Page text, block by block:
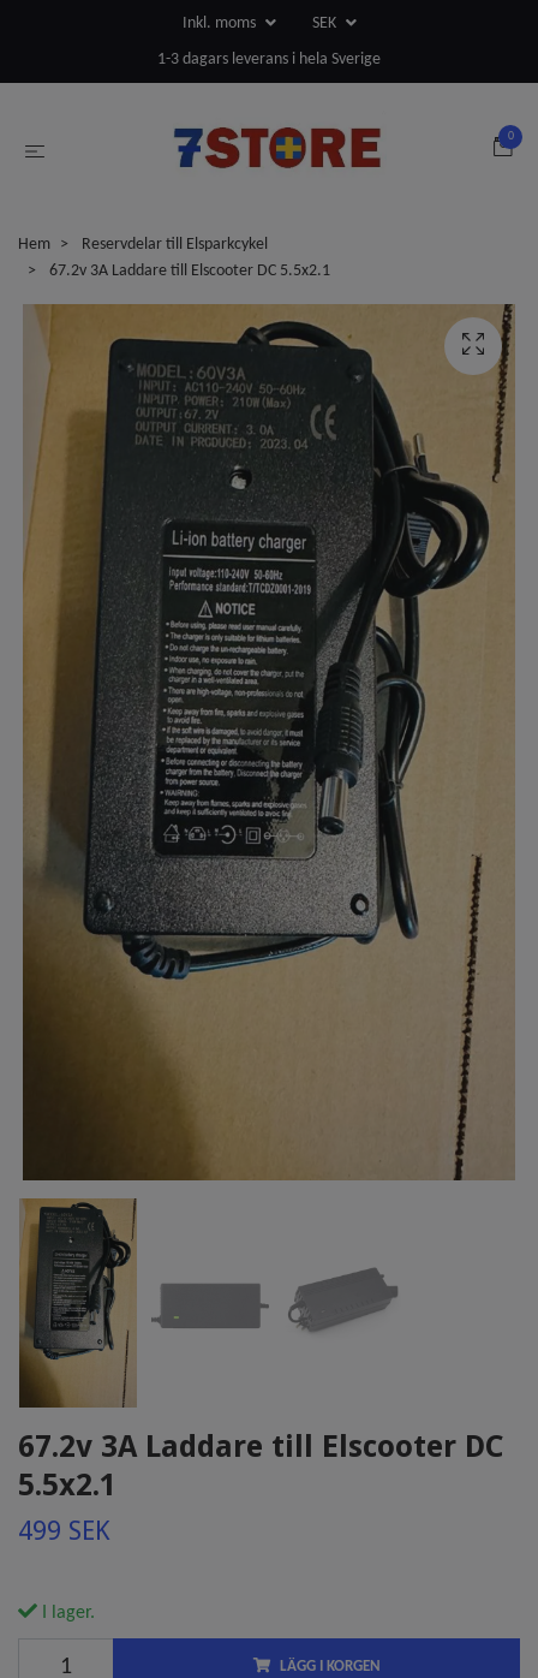
Inkl. moms
SEK
1-3 dagars leverans i hela Sverige
0
Hem
Reservdelar till Elsparkcykel
67.2v 3A Laddare till Elscooter DC 5.5x2.1
67.2v 3A Laddare till Elscooter DC
5.5x2.1
499 SEK
I lager.
LÄGG I KORGEN